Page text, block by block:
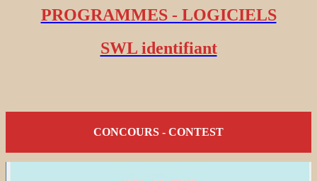
PROGRAMMES - LOGICIELS
SWL identifiant
CONCOURS - CONTEST